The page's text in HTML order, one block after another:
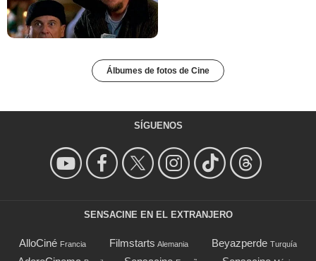
Álbumes de fotos de Cine
SÍGUENOS
SENSACINE EN EL EXTRANJERO
AlloCiné Francia Filmstarts Alemania Beyazperde Turquía